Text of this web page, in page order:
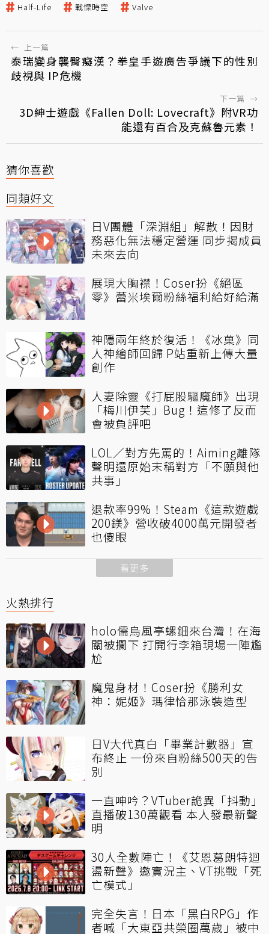
Half-Life 戰慄時空 Valve
← 上一篇
泰瑞變身襲臀癡漢？拳皇手遊廣告爭議下的性別
歧視與 IP危機
下一篇 →
3D紳士遊戲《Fallen Doll: Lovecraft》附VR功
能還有百合及克蘇魯元素！
猜你喜歡
同類好文
日V團體「深淵組」解散！因財
務惡化無法穩定營運 同步揭成員
未來去向
展現大胸襟！Coser扮《絕區
零》蕾米埃爾粉絲福利給好給滿
神隱兩年終於復活！《冰菓》同
人神繪師回歸 P站重新上傳大量
創作
人妻除靈《打屁股驅魔師》出現
「梅川伊芙」Bug！這修了反而
會被負評吧
LOL／對方先罵的！Aiming離隊
聲明還原始末稱對方「不願與他
共事」
退款率99%！Steam《這款遊戲
200鎂》營收破4000萬元開發者
也傻眼
看更多
火熱排行
holo儒烏風亭螺鈿來台灣！在海
關被攔下 打開行李箱現場一陣尷
尬
魔鬼身材！Coser扮《勝利女
神：妮姬》瑪律恰那泳裝造型
日V大代真白「畢業計數器」宣
布終止 一份來自粉絲500天的告
別
一直呻吟？VTuber詭異「抖動」
直播破130萬觀看 本人發最新聲
明
30人全數陣亡！《艾恩葛朗特迴
盪新聲》邀實況主、VT挑戰「死
亡模式」
完全失言！日本「黑白RPG」作
者喊「大東亞共榮圈萬歲」被中